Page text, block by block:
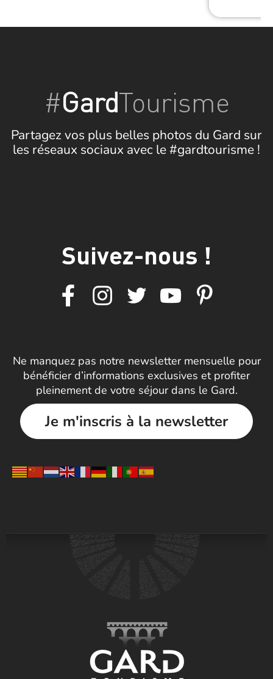
#GardTourisme
Partagez vos plus belles photos du Gard sur
les réseaux sociaux avec le #gardtourisme !
Suivez-nous !
Ne manquez pas notre newsletter mensuelle pour
bénéficier d’informations exclusives et profiter
pleinement de votre séjour dans le Gard.
Je m'inscris à la newsletter